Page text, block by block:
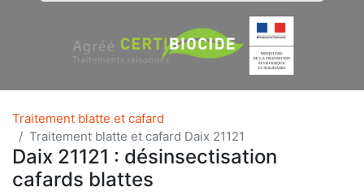
Traitement blatte et cafard
Traitement blatte et cafard Daix 21121
Daix 21121 : désinsectisation
cafards blattes